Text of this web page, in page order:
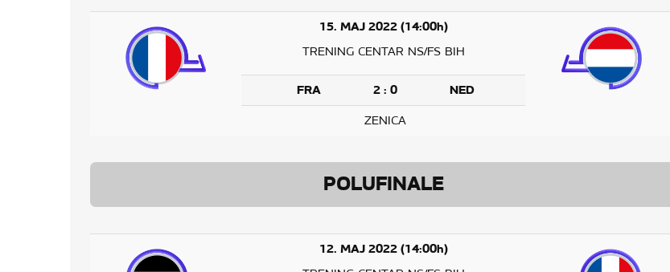
15. MAJ 2022 (14:00h)
TRENING CENTAR NS/FS BIH
FRA 2 : 0 NED
ZENICA
POLUFINALE
12. MAJ 2022 (14:00h)